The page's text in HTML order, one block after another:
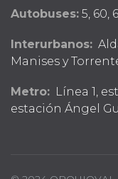
Autobuses: 5, 60,
Interurbanos:
Manises y
Metro: Línea 1,
estación Ángel